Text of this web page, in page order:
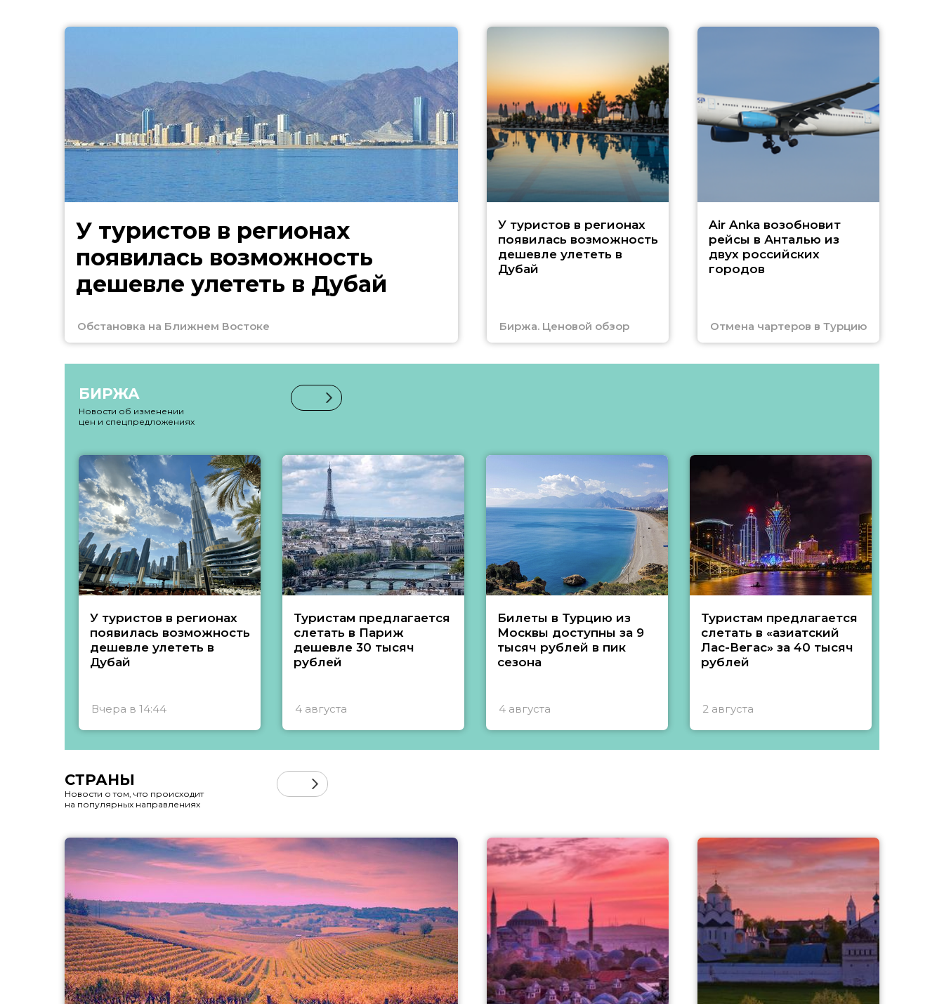
У туристов в регионах
появилась возможность
дешевле улететь в Дубай
Обстановка на Ближнем Востоке
У туристов в регионах
появилась возможность
дешевле улететь в
Дубай
Биржа. Ценовой обзор
Air Anka возобновит
рейсы в Анталью из
двух российских
городов
Отмена чартеров в Турцию
БИРЖА
Новости об изменении
цен и спецпредложениях
У туристов в регионах
появилась возможность
дешевле улететь в
Дубай
Вчера в 14:44
Туристам предлагается
слетать в Париж
дешевле 30 тысяч
рублей
4 августа
Билеты в Турцию из
Москвы доступны за 9
тысяч рублей в пик
сезона
4 августа
Туристам предлагается
слетать в «азиатский
Лас-Вегас» за 40 тысяч
рублей
2 августа
СТРАНЫ
Новости о том, что происходит
на популярных направлениях